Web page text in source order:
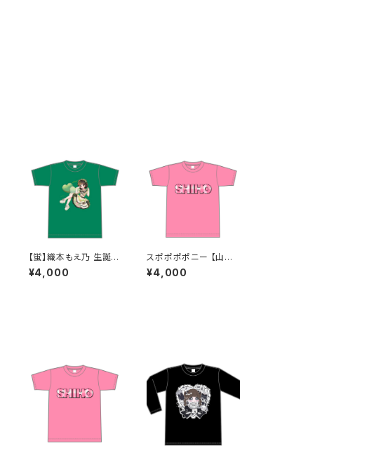
【蛍】織本もえ乃 生誕Ｔ
シャツ2025 M〜XLサ
イズ
¥4,000
スポポポポニー 【山田
梓帆】生誕祭Tシャツ
S〜XLサイズ
¥4,000